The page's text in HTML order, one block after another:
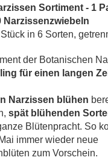
Sortiment - 1
Narzissenzwiebeln
in 6 Sorten,
der Botanischen
für einen langen
Narzissen blühen
spät blühenden
Blütenpracht. So
immer wieder neue
zum Vorschein.